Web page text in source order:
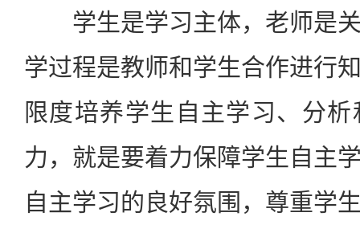
学生是学习主体，老师是关
学过程是教师和学生合作进行
限度培养学生自主学习、分
力，就是要着力保障学生自主
自主学习的良好氛围，尊重学